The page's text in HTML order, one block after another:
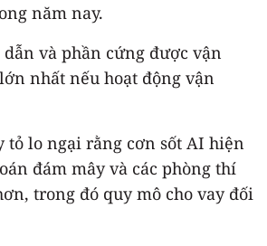
năm nay.
và phần cứng được vận
nhất nếu hoạt động vận
tỏ lo ngại rằng cơn sốt AI hiện
đám mây và các phòng thí
trong đó quy mô cho vay đối